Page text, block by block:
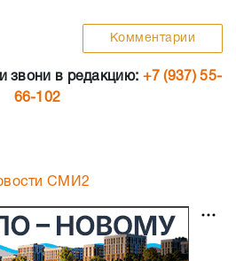
Комментарии
звони в редакцию: +7 (937) 55-
66-102
СМИ2